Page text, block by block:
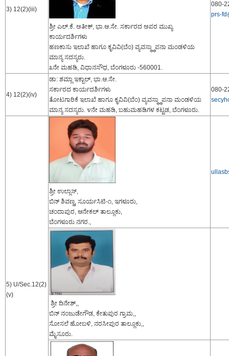
3) 12(2)(iii)
ಶ್ರೀ ಎಲ್.ಕೆ. ಅತೀಕ್, ಭಾ.ಆ.ಸೇ. ಸರ್ಕಾರದ ಅಪರ ಮುಖ್ಯ
ಕಾರ್ಯದರ್ಶಿಗಳು
ಹಣಕಾಸು ಇಲಾಖೆ ಹಾಗೂ ಕೃವಿವಿ(ಬೆಂ) ವ್ಯವಸ್ಥ್ಥಾಪನಾ ಮಂಡಳಿಯ
ಮಾನ್ಯ ಸದಸ್ಯರು.
೩ನೇ ಮಹಡಿ, ವಿಧಾನಸೌಧ, ಬೆಂಗಳೂರು -560001.
080-
prs-
4) 12(2)(iv)
ಡಾ: ಶಮ್ಲಾ ಇಕ್ಬಾಲ್, ಭಾ.ಆ.ಸೇ.
ಸರ್ಕಾರದ ಕಾರ್ಯದರ್ಶಿಗಳು
ತೋಟಗಾರಿಕೆ ಇಲಾಖೆ ಹಾಗೂ ಕೃವಿವಿ(ಬೆಂ) ವ್ಯವಸ್ಥ್ಥಾಪನಾ ಮಂಡಳಿಯ
ಮಾನ್ಯ ಸದಸ್ಯರು. ೪ನೇ ಮಹಡಿ, ಬಹುಮಹಡಿಗಳ ಕಟ್ಟಡ, ಬೆಂಗಳೂರು.
080-
5) U/Sec.12(2)
(v)
ಶ್ರೀ ಉಲ್ಲಾಸ್,
ಬಿನ್ ಶಿವಣ್ಣ, ಸೂರ್ಯಸಿಟಿ-೧, ಇಗಳೂರು,
ಚಂದಾಪುರ, ಆನೇಕಲ್ ತಾಲ್ಲೂಕು,
ಬೆಂಗಳೂರು ನಗರ.,
ಶ್ರೀ ದಿನೇಶ್,,
ಬಿನ್ ನಂಜುಡೇಗೌಡ, ಕೇತುಪುರ ಗ್ರಾಮ,,
ಸೋಸಲೆ ಹೋಬಳಿ, ನರಸೀಪುರ ತಾಲ್ಲೂಕು,,
ಮೈಸೂರು.